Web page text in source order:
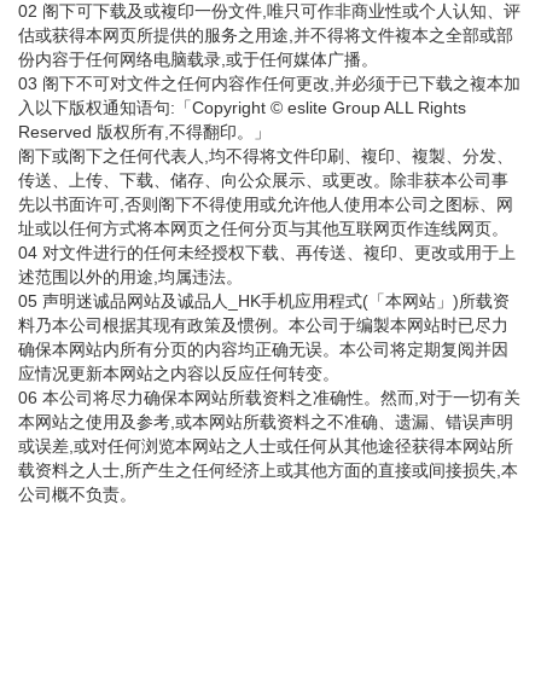
02 阁下可下载及或複印一份文件,唯只可作非商业性或个人认知、评
估或获得本网页所提供的服务之用途,并不得将文件複本之全部或部
份内容于任何网络电脑载录,或于任何媒体广播。
03 阁下不可对文件之任何内容作任何更改,并必须于已下载之複本加
入以下版权通知语句:「Copyright © eslite Group ALL Rights
Reserved 版权所有,不得翻印。」
阁下或阁下之任何代表人,均不得将文件印刷、複印、複製、分发、
传送、上传、下载、储存、向公众展示、或更改。除非获本公司事
先以书面许可,否则阁下不得使用或允许他人使用本公司之图标、网
址或以任何方式将本网页之任何分页与其他互联网页作连线网页。
04 对文件进行的任何未经授权下载、再传送、複印、更改或用于上
述范围以外的用途,均属违法。
05 声明迷诚品网站及诚品人_HK手机应用程式(「本网站」)所载资
料乃本公司根据其现有政策及惯例。本公司于编製本网站时已尽力
确保本网站内所有分页的内容均正确无误。本公司将定期复阅并因
应情况更新本网站之内容以反应任何转变。
06 本公司将尽力确保本网站所载资料之准确性。然而,对于一切有关
本网站之使用及参考,或本网站所载资料之不准确、遗漏、错误声明
或误差,或对任何浏览本网站之人士或任何从其他途径获得本网站所
载资料之人士,所产生之任何经济上或其他方面的直接或间接损失,本
公司概不负责。